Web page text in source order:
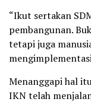
“Ikut sertakan
pembangunan.
tetapi juga
Menanggapi hal
IKN telah